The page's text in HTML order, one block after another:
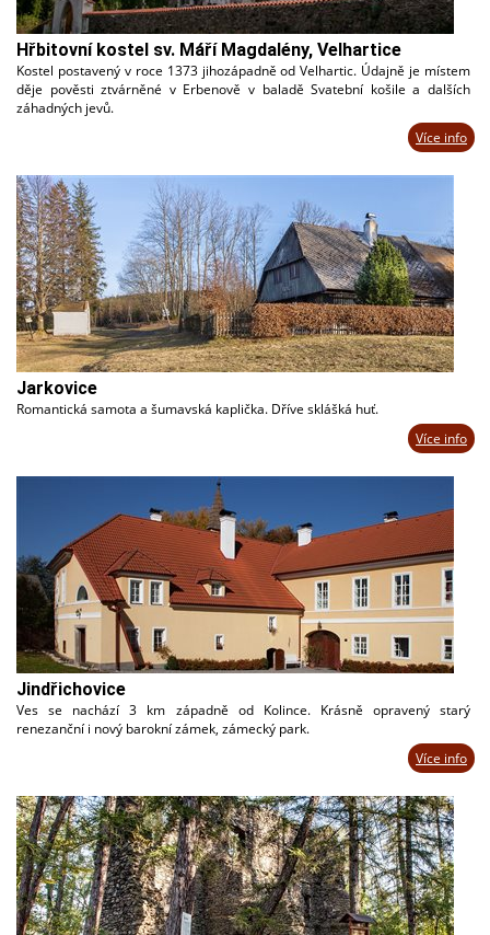
Hřbitovní kostel sv. Máří Magdalény, Velhartice
Kostel postavený v roce 1373 jihozápadně od Velhartic. Údajně je místem
děje pověsti ztvárněné v Erbenově v baladě Svatební košile a dalších
záhadných jevů.
Více info
Jarkovice
Romantická samota a šumavská kaplička. Dříve sklášká huť.
Více info
Jindřichovice
Ves se nachází 3 km západně od Kolince. Krásně opravený starý
renezanční i nový barokní zámek, zámecký park.
Více info